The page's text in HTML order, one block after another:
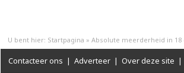
U bent hier: Startpagina » Absolute meerderheid in 18
Contacteer ons | Adverteer | Over deze site |